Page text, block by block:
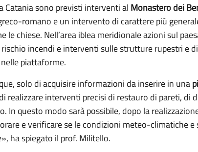
Catania sono previsti interventi al Monastero dei
romano e un intervento di carattere più
le chiese. Nell’area iblea meridionale azioni sul
incendi e interventi sulle strutture rupestri e
piattaforme.
solo di acquisire informazioni da inserire in una
realizzare interventi precisi di restauro di pareti, di
In questo modo sarà possibile, dopo la
e verificare se le condizioni meteo-climatiche
ha spiegato il prof. Militello.